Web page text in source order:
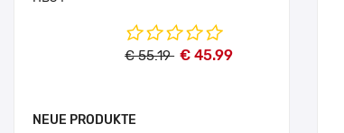
€ 55.19 € 45.99
NEUE PRODUKTE